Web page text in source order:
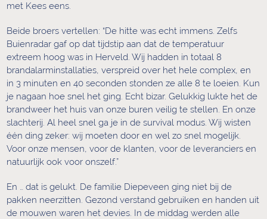
met Kees eens.
Beide broers vertellen: “De hitte was echt immens. Zelfs
Buienradar gaf op dat tijdstip aan dat de temperatuur
extreem hoog was in Herveld. Wij hadden in totaal 8
brandalarminstallaties, verspreid over het hele complex, en
in 3 minuten en 40 seconden stonden ze alle 8 te loeien. Kun
je nagaan hoe snel het ging. Echt bizar. Gelukkig lukte het de
brandweer het huis van onze buren veilig te stellen. En onze
slachterij. Al heel snel ga je in de survival modus. Wij wisten
één ding zeker: wij moeten door en wel zo snel mogelijk.
Voor onze mensen, voor de klanten, voor de leveranciers en
natuurlijk ook voor onszelf.”
En … dat is gelukt. De familie Diepeveen ging niet bij de
pakken neerzitten. Gezond verstand gebruiken en handen uit
de mouwen waren het devies. In de middag werden alle